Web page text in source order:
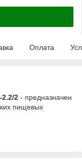
Оплата
2 - предназначен
пищевых